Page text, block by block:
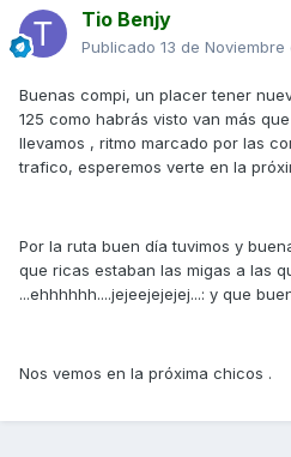
Tio Benjy
Publicado 13 de Noviembre
Buenas compi, un placer tener
125 como habrás visto van más
llevamos , ritmo marcado por las
trafico, esperemos verte en la
Por la ruta buen día tuvimos y
que ricas estaban las migas a las
...ehhhhhh....jejeejejejej...: y que
Nos vemos en la próxima chicos .